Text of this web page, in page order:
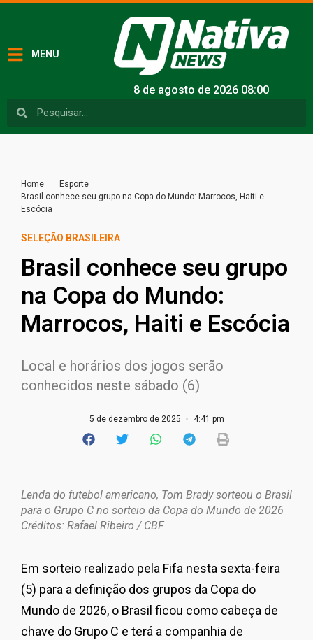
MENU
8 de agosto de 2026 08:00
Home
Esporte
Brasil conhece seu grupo na Copa do Mundo: Marrocos, Haiti e
Escócia
SELEÇÃO BRASILEIRA
Brasil conhece seu grupo
na Copa do Mundo:
Marrocos, Haiti e Escócia
Local e horários dos jogos serão
conhecidos neste sábado (6)
5 de dezembro de 2025 4:41 pm
Lenda do futebol americano, Tom Brady sorteou o Brasil
para o Grupo C no sorteio da Copa do Mundo de 2026
Créditos: Rafael Ribeiro / CBF
Em sorteio realizado pela Fifa nesta sexta-feira
(5) para a definição dos grupos da Copa do
Mundo de 2026, o Brasil ficou como cabeça de
chave do Grupo C e terá a companhia de